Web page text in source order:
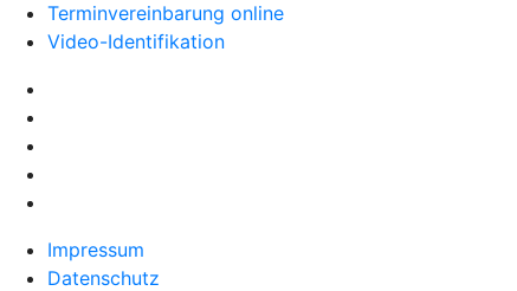
Terminvereinbarung online
Video-Identifikation
Impressum
Datenschutz